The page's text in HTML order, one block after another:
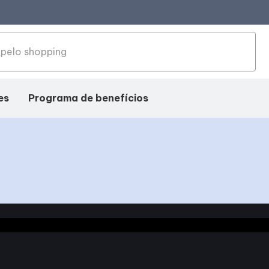
Programa de benefícios